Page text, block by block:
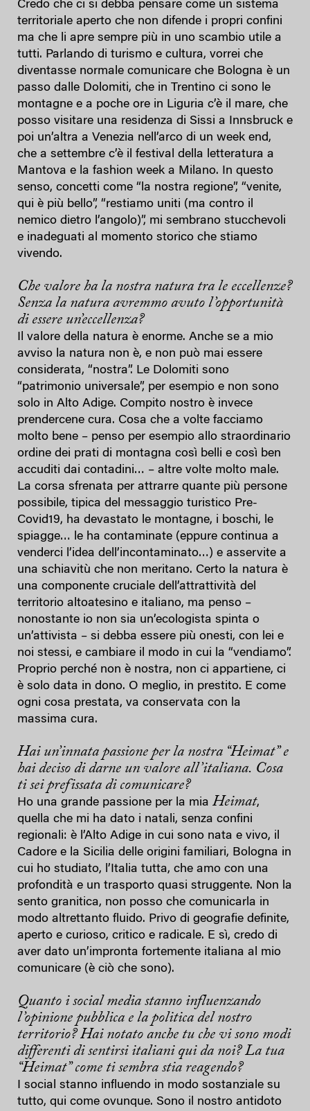
Credo che ci si debba pensare come un sistema
territoriale aperto che non difende i propri confini
ma che li apre sempre più in uno scambio utile a
tutti. Parlando di turismo e cultura, vorrei che
diventasse normale comunicare che Bologna è un
passo dalle Dolomiti, che in Trentino ci sono le
montagne e a poche ore in Liguria c’è il mare, che
posso visitare una residenza di Sissi a Innsbruck e
poi un’altra a Venezia nell’arco di un week end,
che a settembre c’è il festival della letteratura a
Mantova e la fashion week a Milano. In questo
senso, concetti come “la nostra regione”, “venite,
qui è più bello”, “restiamo uniti (ma contro il
nemico dietro l’angolo)”, mi sembrano stucchevoli
e inadeguati al momento storico che stiamo
vivendo.
Che valore ha la nostra natura tra le eccellenze?
Senza la natura avremmo avuto l’opportunità
di essere un’eccellenza?
Il valore della natura è enorme. Anche se a mio
avviso la natura non è, e non può mai essere
considerata, “nostra”. Le Dolomiti sono
“patrimonio universale”, per esempio e non sono
solo in Alto Adige. Compito nostro è invece
prendercene cura. Cosa che a volte facciamo
molto bene – penso per esempio allo straordinario
ordine dei prati di montagna così belli e così ben
accuditi dai contadini… – altre volte molto male.
La corsa sfrenata per attrarre quante più persone
possibile, tipica del messaggio turistico Pre-
Covid19, ha devastato le montagne, i boschi, le
spiagge… le ha contaminate (eppure continua a
venderci l’idea dell’incontaminato…) e asservite a
una schiavitù che non meritano. Certo la natura è
una componente cruciale dell’attrattività del
territorio altoatesino e italiano, ma penso –
nonostante io non sia un’ecologista spinta o
un’attivista – si debba essere più onesti, con lei e
noi stessi, e cambiare il modo in cui la “vendiamo”.
Proprio perché non è nostra, non ci appartiene, ci
è solo data in dono. O meglio, in prestito. E come
ogni cosa prestata, va conservata con la
massima cura.
Hai un’innata passione per la nostra “Heimat” e
hai deciso di darne un valore all’italiana. Cosa
ti sei prefissata di comunicare?
Ho una grande passione per la mia Heimat,
quella che mi ha dato i natali, senza confini
regionali: è l’Alto Adige in cui sono nata e vivo, il
Cadore e la Sicilia delle origini familiari, Bologna in
cui ho studiato, l’Italia tutta, che amo con una
profondità e un trasporto quasi struggente. Non la
sento granitica, non posso che comunicarla in
modo altrettanto fluido. Privo di geografie definite,
aperto e curioso, critico e radicale. E sì, credo di
aver dato un’impronta fortemente italiana al mio
comunicare (è ciò che sono).
Quanto i social media stanno influenzando
l’opinione pubblica e la politica del nostro
territorio? Hai notato anche tu che vi sono modi
differenti di sentirsi italiani qui da noi? La tua
“Heimat” come ti sembra stia reagendo?
I social stanno influendo in modo sostanziale su
tutto, qui come ovunque. Sono il nostro antidoto